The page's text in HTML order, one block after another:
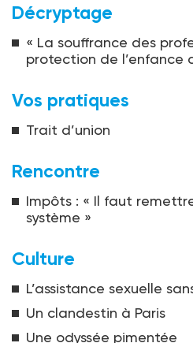
Décryptage
« La souffrance des
protection de l’enfance
Vos pratiques
Trait d’union
Rencontre
Impôts : « Il faut
système »
Culture
L’assistance sexuelle
Un clandestin à Paris
Une odyssée pimentée